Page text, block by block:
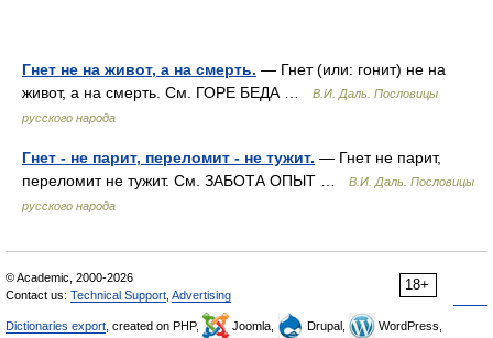
Гнет не на живот, а на смерть. — Гнет (или: гонит) не на
живот, а на смерть. См. ГОРЕ БЕДА …
В.И. Даль. Пословицы
русского народа
Гнет - не парит, переломит - не тужит. — Гнет не парит,
переломит не тужит. См. ЗАБОТА ОПЫТ …
В.И. Даль. Пословицы
русского народа
18+
© Academic, 2000-2026
Contact us: Technical Support Advertising
Dictionaries export , created on PHP, Joomla, Drupal,
WordPress,